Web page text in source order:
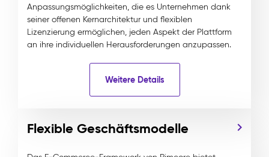
Anpassungsmöglichkeiten, die es Unternehmen dank
seiner offenen Kernarchitektur und flexiblen
Lizenzierung ermöglichen, jeden Aspekt der Plattform
an ihre individuellen Herausforderungen anzupassen.
Weitere Details
Flexible Geschäftsmodelle